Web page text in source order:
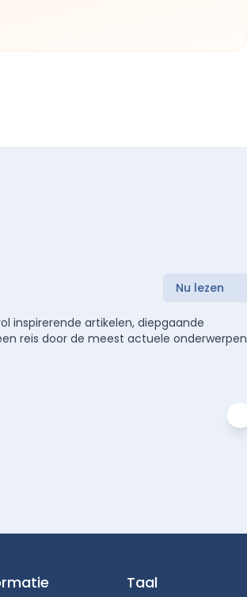
Nu lezen
inspirerende artikelen, diepgaande
reis door de meest actuele onderwerpen
Taal